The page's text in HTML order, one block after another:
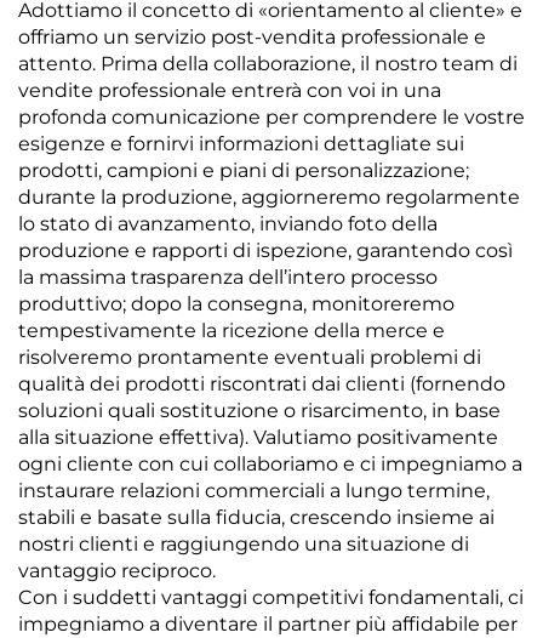
Adottiamo il concetto di «orientamento al cliente» e
offriamo un servizio post-vendita professionale e
attento. Prima della collaborazione, il nostro team di
vendite professionale entrerà con voi in una
profonda comunicazione per comprendere le vostre
esigenze e fornirvi informazioni dettagliate sui
prodotti, campioni e piani di personalizzazione;
durante la produzione, aggiorneremo regolarmente
lo stato di avanzamento, inviando foto della
produzione e rapporti di ispezione, garantendo così
la massima trasparenza dell’intero processo
produttivo; dopo la consegna, monitoreremo
tempestivamente la ricezione della merce e
risolveremo prontamente eventuali problemi di
qualità dei prodotti riscontrati dai clienti (fornendo
soluzioni quali sostituzione o risarcimento, in base
alla situazione effettiva). Valutiamo positivamente
ogni cliente con cui collaboriamo e ci impegniamo a
instaurare relazioni commerciali a lungo termine,
stabili e basate sulla fiducia, crescendo insieme ai
nostri clienti e raggiungendo una situazione di
vantaggio reciproco.
Con i suddetti vantaggi competitivi fondamentali, ci
impegniamo a diventare il partner più affidabile per